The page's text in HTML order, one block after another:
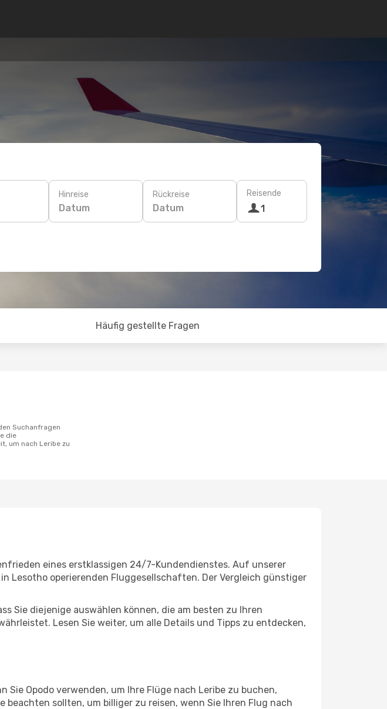
Hinreise
Datum
Rückreise
Datum
Reisende
1
Häufig gestellte Fragen
die
um nach Leribe zu
eines erstklassigen 24/7-Kundendienstes. Auf unserer
Lesotho operierenden Fluggesellschaften. Der Vergleich günstiger
Sie diejenige auswählen können, die am besten zu Ihren
Lesen Sie weiter, um alle Details und Tipps zu entdecken,
Opodo verwenden, um Ihre Flüge nach Leribe zu buchen,
beachten sollten, um billiger zu reisen, wenn Sie Ihren Flug nach